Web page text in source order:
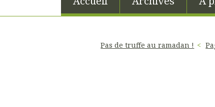
Pas de truffe au ramadan !